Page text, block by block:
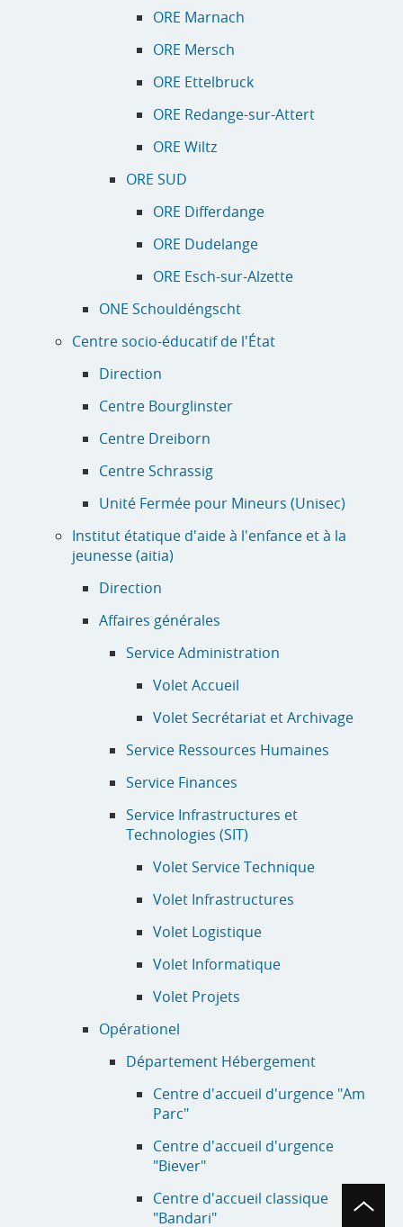
ORE Marnach
ORE Mersch
ORE Ettelbruck
ORE Redange-sur-Attert
ORE Wiltz
ORE SUD
ORE Differdange
ORE Dudelange
ORE Esch-sur-Alzette
ONE Schouldéngscht
Centre socio-éducatif de l'État
Direction
Centre Bourglinster
Centre Dreiborn
Centre Schrassig
Unité Fermée pour Mineurs (Unisec)
Institut étatique d'aide à l'enfance et à la
jeunesse (aitia)
Direction
Affaires générales
Service Administration
Volet Accueil
Volet Secrétariat et Archivage
Service Ressources Humaines
Service Finances
Service Infrastructures et
Technologies (SIT)
Volet Service Technique
Volet Infrastructures
Volet Logistique
Volet Informatique
Volet Projets
Opérationel
Département Hébergement
Centre d'accueil d'urgence "Am
Parc"
Centre d'accueil d'urgence
"Biever"
Centre d'accueil classique
"Bandari"
top